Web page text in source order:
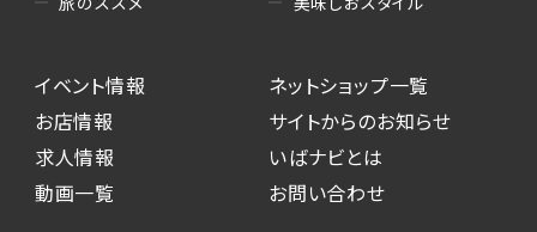
イベント情報
お店情報
求人情報
動画一覧
ネットショップ一覧
サイトからのお知らせ
いばナビとは
お問い合わせ